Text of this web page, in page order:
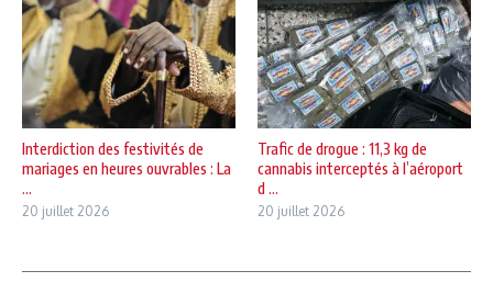
Interdiction des festivités de
mariages en heures ouvrables : La
...
20 juillet 2026
Trafic de drogue : 11,3 kg de
cannabis interceptés à l’aéroport
d ...
20 juillet 2026